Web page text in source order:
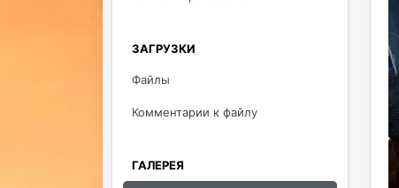
ЗАГРУЗКИ
Файлы
Комментарии к файлу
ГАЛЕРЕЯ